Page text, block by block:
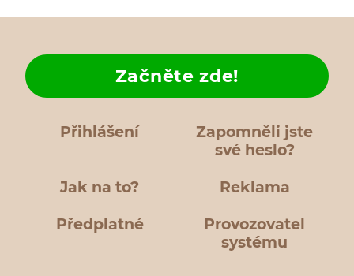
Přihlášení
Zapomněli jste
své heslo?
Jak na to?
Začněte zde!
Reklama
Předplatné
Provozovatel
systému